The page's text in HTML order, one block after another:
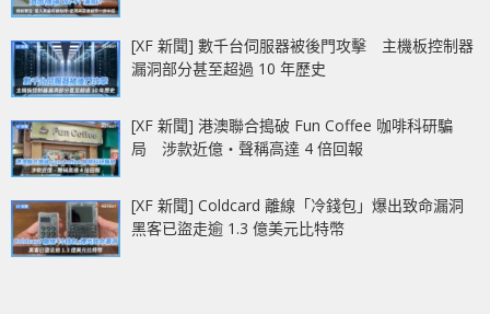
[XF 新聞] 數千台伺服器被後門攻擊 主機板控制器
漏洞部分甚至超過 10 年歷史
[XF 新聞] 港澳聯合搗破 Fun Coffee 咖啡科研騙
局 涉款近億‧聲稱高達 4 倍回報
[XF 新聞] Coldcard 離線「冷錢包」爆出致命漏洞
黑客已盜走逾 1.3 億美元比特幣